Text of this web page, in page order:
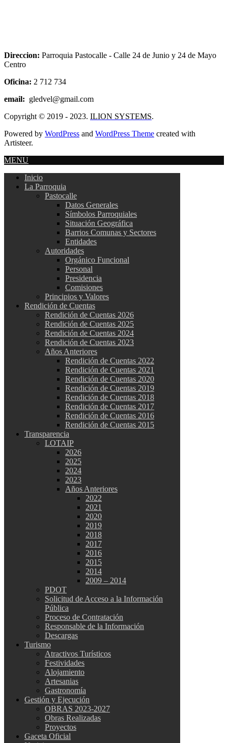
Direccion: Parroquia Pastocalle - Calle 24 de Junio y 24 de Mayo
Centro
Oficina: 2 712 734
email: gledvel@gmail.com
Copyright © 2019 - 2023. ILION SYSTEMS.
Powered by WordPress and WordPress Theme created with
Artisteer.
MENU
Inicio
La Parroquia
Pastocalle
Datos Generales
Símbolos Parroquiales
Situación Geográfica
Barrios Comunas y Sectores
Entidades
Autoridades
Orgánico Funcional
Personal
Presidencia
Comisiones
Principios y Valores
Rendición de Cuentas
Rendición de Cuentas 2026
Rendición de Cuentas 2025
Rendición de Cuentas 2024
Rendición de Cuentas 2023
Años Anteriores
Rendición de Cuentas 2022
Rendición de Cuentas 2021
Rendición de Cuentas 2020
Rendición de Cuentas 2019
Rendición de Cuentas 2018
Rendición de Cuentas 2017
Rendición de Cuentas 2016
Rendición de Cuentas 2015
Transparencia
LOTAIP
2026
2025
2024
2023
Años Anteriores
2022
2021
2020
2019
2018
2017
2016
2015
2014
2009 – 2014
PDOT
Solicitud de Acceso a la Información
Pública
Proceso de Contratación
Responsable de la Información
Descargas
Turismo
Atractivos Turísticos
Festividades
Alojamiento
Artesanias
Gastronomía
Gestión y Ejecución
OBRAS 2023-2027
Obras Realizadas
Proyectos
Gaceta Oficial